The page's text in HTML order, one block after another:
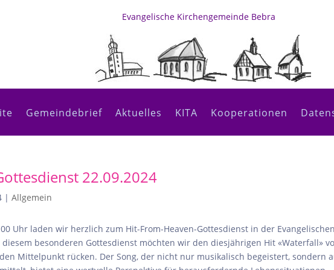
Evangelische Kirchengemeinde Bebra
Gemeindebrief Aktuelles KITA Kooperationen
22.09.2024
|Allgemein
Uhr laden wir herzlich zum Hit-From-Heaven-Gottesdienst in der Evangelischen
besonderen Gottesdienst möchten wir den diesjährigen Hit «Waterfall»
Mittelpunkt rücken. Der Song, der nicht nur musikalisch begeistert, sondern